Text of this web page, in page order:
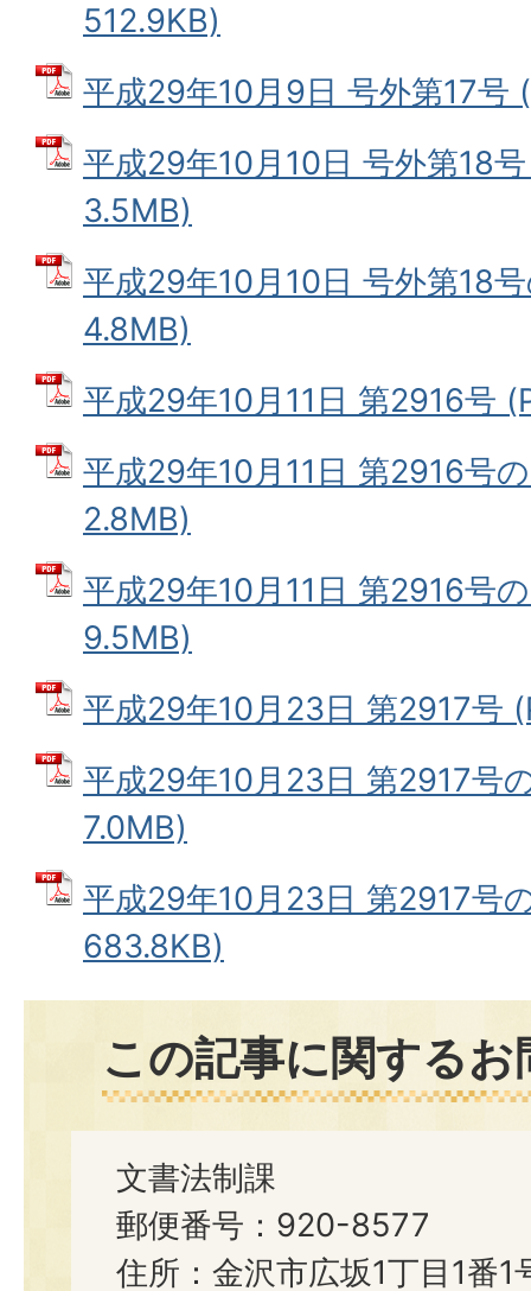
512.9KB)
平成29年10月9日 号外第17号
平成29年10月10日 号外第18
3.5MB)
平成29年10月10日 号外第18
4.8MB)
平成29年10月11日 第2916号
平成29年10月11日 第2916号
2.8MB)
平成29年10月11日 第2916号
9.5MB)
平成29年10月23日 第2917号
平成29年10月23日 第2917号
7.0MB)
平成29年10月23日 第2917号
683.8KB)
この記事に関する
文書法制課
郵便番号：920-8577
住所：金沢市広坂1丁目1番1